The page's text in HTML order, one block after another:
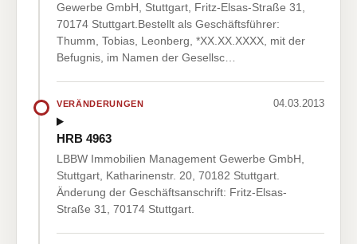
Gewerbe GmbH, Stuttgart, Fritz-Elsas-Straße 31,
70174 Stuttgart.Bestellt als Geschäftsführer:
Thumm, Tobias, Leonberg, *XX.XX.XXXX, mit der
Befugnis, im Namen der Gesellsc…
VERÄNDERUNGEN 04.03.2013
HRB 4963
LBBW Immobilien Management Gewerbe GmbH,
Stuttgart, Katharinenstr. 20, 70182 Stuttgart.
Änderung der Geschäftsanschrift: Fritz-Elsas-
Straße 31, 70174 Stuttgart.